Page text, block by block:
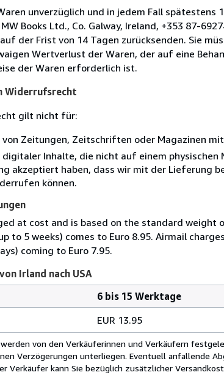
unverzüglich und in jedem Fall
Books Ltd., Co. Galway, Ireland, +353 87-
der Frist von 14 Tagen zurücksenden. Sie
Wertverlust der Waren, der auf eine
der Waren erforderlich ist.
Widerrufsrecht
gilt nicht für:
Zeitungen, Zeitschriften oder Magazinen
Inhalte, die nicht auf einem physischen
akzeptiert haben, dass wir mit der Lieferung
können.
at cost and is based on the standard weight
to 5 weeks) comes to Euro 8.95. Airmail
coming to Euro 7.95.
Irland nach USA
6 bis 15 Werktage
EUR 13.95
von den Verkäuferinnen und Verkäufern
Verzögerungen unterliegen. Eventuell anfallende
Verkäufer kann Sie bezüglich zusätzlicher